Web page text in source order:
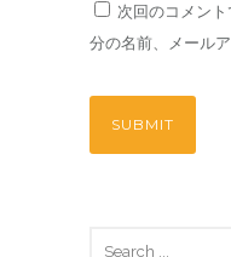
次回のコメン
分の名前、メール